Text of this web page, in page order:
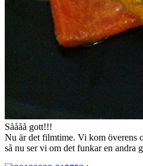
Såååå gott!!!
Nu är det filmtime. Vi kom överens
så nu ser vi om det funkar en andra